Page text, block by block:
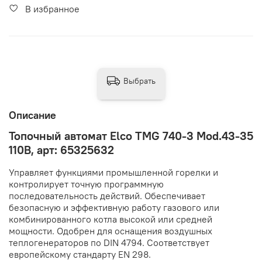
В избранное
Описание
Топочный автомат Elco TMG 740-3 Mod.43-35
110В, арт: 65325632
Управляет функциями промышленной горелки и
контролирует точную программную
последовательность действий. Обеспечивает
безопасную и эффективную работу газового или
комбинированного котла высокой или средней
мощности. Одобрен для оснащения воздушных
теплогенераторов по DIN 4794. Соответствует
европейскому стандарту EN 298.
Выбрать